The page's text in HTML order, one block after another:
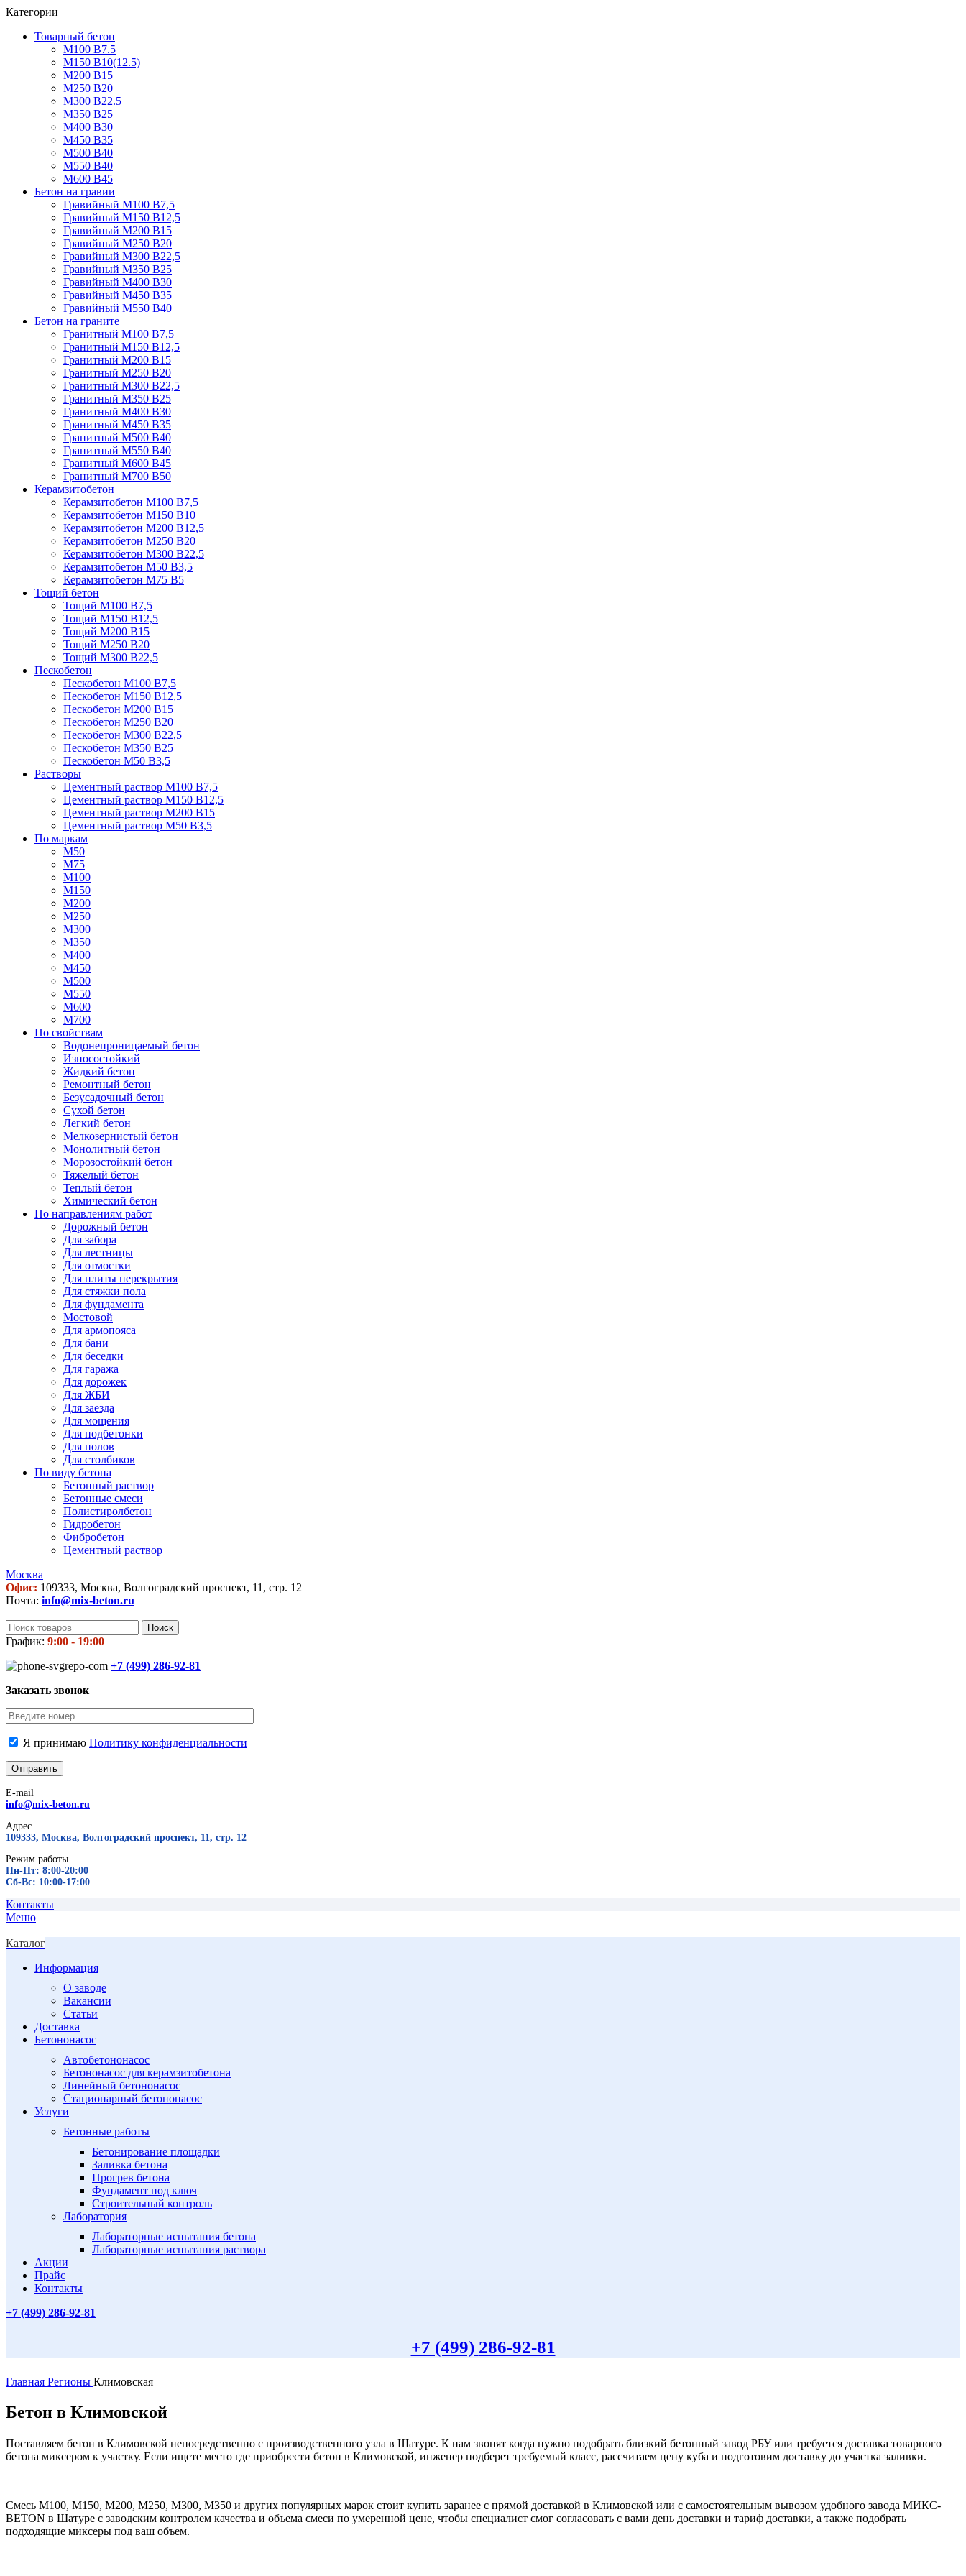
Категории
Товарный бетон
М100 В7.5
М150 В10(12.5)
М200 В15
М250 В20
М300 В22.5
М350 В25
М400 В30
М450 В35
М500 В40
М550 В40
М600 В45
Бетон на гравии
Гравийный М100 В7,5
Гравийный М150 В12,5
Гравийный М200 В15
Гравийный М250 В20
Гравийный М300 В22,5
Гравийный М350 В25
Гравийный М400 В30
Гравийный М450 В35
Гравийный М550 В40
Бетон на граните
Гранитный М100 В7,5
Гранитный М150 В12,5
Гранитный М200 В15
Гранитный М250 В20
Гранитный М300 В22,5
Гранитный М350 В25
Гранитный М400 В30
Гранитный М450 В35
Гранитный М500 В40
Гранитный М550 В40
Гранитный М600 В45
Гранитный М700 В50
Керамзитобетон
Керамзитобетон М100 В7,5
Керамзитобетон М150 В10
Керамзитобетон М200 В12,5
Керамзитобетон М250 В20
Керамзитобетон М300 В22,5
Керамзитобетон М50 В3,5
Керамзитобетон М75 В5
Тощий бетон
Тощий М100 В7,5
Тощий М150 В12,5
Тощий М200 В15
Тощий М250 В20
Тощий М300 В22,5
Пескобетон
Пескобетон М100 В7,5
Пескобетон М150 В12,5
Пескобетон М200 В15
Пескобетон М250 В20
Пескобетон М300 В22,5
Пескобетон М350 В25
Пескобетон М50 В3,5
Растворы
Цементный раствор М100 В7,5
Цементный раствор М150 В12,5
Цементный раствор М200 В15
Цементный раствор М50 В3,5
По маркам
М50
М75
М100
М150
М200
М250
М300
М350
М400
М450
М500
М550
М600
М700
По свойствам
Водонепроницаемый бетон
Износостойкий
Жидкий бетон
Ремонтный бетон
Безусадочный бетон
Сухой бетон
Легкий бетон
Мелкозернистый бетон
Монолитный бетон
Морозостойкий бетон
Тяжелый бетон
Теплый бетон
Химический бетон
По направлениям работ
Дорожный бетон
Для забора
Для лестницы
Для отмостки
Для плиты перекрытия
Для стяжки пола
Для фундамента
Мостовой
Для армопояса
Для бани
Для беседки
Для гаража
Для дорожек
Для ЖБИ
Для заезда
Для мощения
Для подбетонки
Для полов
Для столбиков
По виду бетона
Бетонный раствор
Бетонные смеси
Полистиролбетон
Гидробетон
Фибробетон
Цементный раствор
Москва
Офис: 109333, Москва, Волгоградский проспект, 11, стр. 12
Почта: info@mix-beton.ru
Поиск
График: 9:00 - 19:00
+7 (499) 286-92-81
Заказать звонок
Я принимаю Политику конфиденциальности
E-mail
info@mix-beton.ru
Адрес
109333, Москва, Волгоградский проспект, 11, стр. 12
Режим работы
Пн-Пт: 8:00-20:00
Сб-Вс: 10:00-17:00
Контакты
Меню
Каталог
Информация
О заводе
Вакансии
Статьи
Доставка
Бетононасос
Автобетононасос
Бетононасос для керамзитобетона
Линейный бетононасос
Стационарный бетононасос
Услуги
Бетонные работы
Бетонирование площадки
Заливка бетона
Прогрев бетона
Фундамент под ключ
Строительный контроль
Лаборатория
Лабораторные испытания бетона
Лабораторные испытания раствора
Акции
Прайс
Контакты
+7 (499) 286-92-81
+7 (499) 286-92-81
Главная Регионы Климовская
Бетон в Климовской
Поставляем бетон в Климовской непосредственно с производственного узла в Шатуре. К нам звонят когда нужно подобрать близкий бетонный завод РБУ или требуется доставка товарного
бетона миксером к участку. Если ищете место где приобрести бетон в Климовской, инженер подберет требуемый класс, рассчитаем цену куба и подготовим доставку до участка заливки.
Смесь М100, М150, М200, М250, М300, М350 и других популярных марок стоит купить заранее с прямой доставкой в Климовской или с самостоятельным вывозом удобного завода МИКС-
BETON в Шатуре с заводским контролем качества и объема смеси по умеренной цене, чтобы специалист смог согласовать с вами день доставки и тариф доставки, а также подобрать
подходящие миксеры под ваш объем.